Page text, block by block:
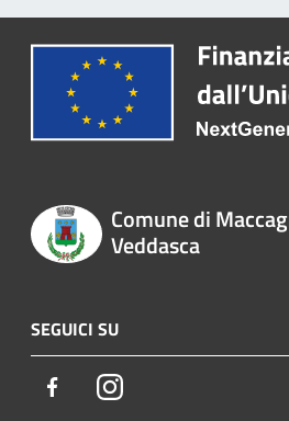
Comune di
Veddasca
SEGUICI SU
FacebookInstagram